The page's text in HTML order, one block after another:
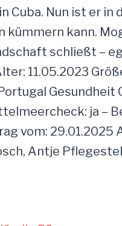
Cuba. Nun ist er in
kümmern kann.
schließt –
11.05.2023
Gesundheit
ja –
vom: 29.01.2025
Antje